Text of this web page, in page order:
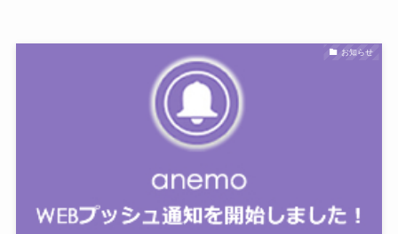
お知らせ